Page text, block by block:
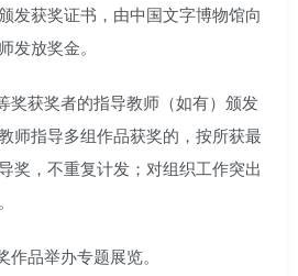
发获奖证书，由中国文字博物馆向
发放奖金。
奖获奖者的指导教师（如有）颁发
师指导多组作品获奖的，按所获最
奖，不重复计发；对组织工作突出
品举办专题展览。